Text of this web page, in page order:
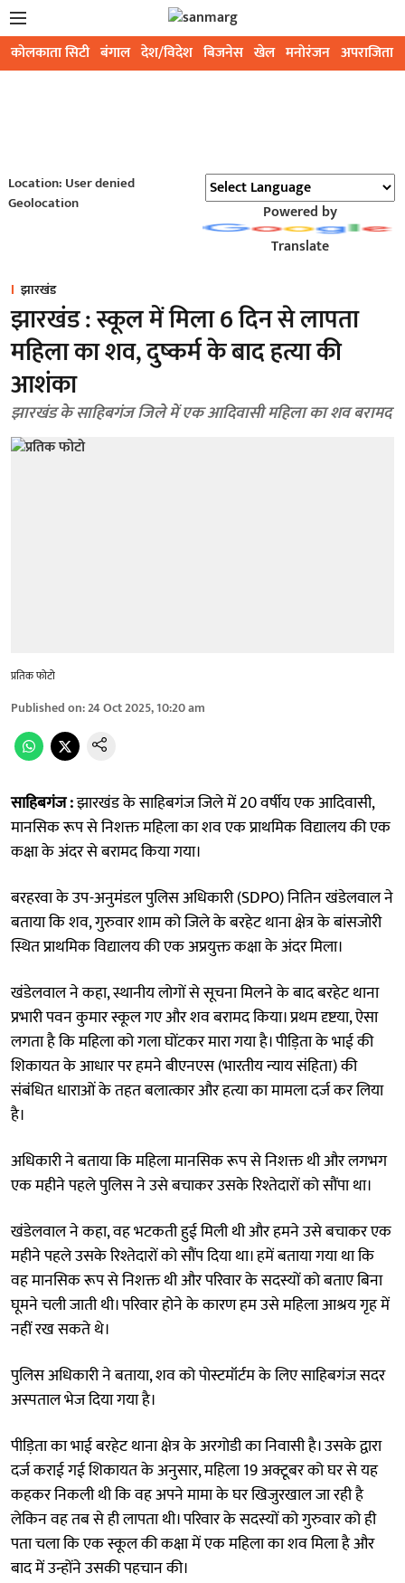
कोलकाता सिटी बंगाल देश/विदेश बिजनेस खेल मनोरंजन अपराजिता
Location: User denied
Geolocation
Powered by
Translate
झारखंड
झारखंड : स्कूल में मिला 6 दिन से लापता
महिला का शव, दुष्कर्म के बाद हत्या की
आशंका
झारखंड के साहिबगंज जिले में एक आदिवासी महिला का शव बरामद
प्रतिक फोटो
Published on:24 Oct 2025, 10:20 am
साहिबगंज :झारखंड के साहिबगंज जिले में 20 वर्षीय एक आदिवासी,
मानसिक रूप से निशक्त महिला का शव एक प्राथमिक विद्यालय की एक
कक्षा के अंदर से बरामद किया गया।
बरहरवा के उप-अनुमंडल पुलिस अधिकारी (SDPO) नितिन खंडेलवाल ने
बताया कि शव, गुरुवार शाम को जिले के बरहेट थाना क्षेत्र के बांसजोरी
स्थित प्राथमिक विद्यालय की एक अप्रयुक्त कक्षा के अंदर मिला।
खंडेलवाल ने कहा, स्थानीय लोगों से सूचना मिलने के बाद बरहेट थाना
प्रभारी पवन कुमार स्कूल गए और शव बरामद किया। प्रथम दृष्टया, ऐसा
लगता है कि महिला को गला घोंटकर मारा गया है। पीड़िता के भाई की
शिकायत के आधार पर हमने बीएनएस (भारतीय न्याय संहिता) की
संबंधित धाराओं के तहत बलात्कार और हत्या का मामला दर्ज कर लिया
है।
अधिकारी ने बताया कि महिला मानसिक रूप से निशक्त थी और लगभग
एक महीने पहले पुलिस ने उसे बचाकर उसके रिश्तेदारों को सौंपा था।
खंडेलवाल ने कहा, वह भटकती हुई मिली थी और हमने उसे बचाकर एक
महीने पहले उसके रिश्तेदारों को सौंप दिया था। हमें बताया गया था कि
वह मानसिक रूप से निशक्त थी और परिवार के सदस्यों को बताए बिना
घूमने चली जाती थी। परिवार होने के कारण हम उसे महिला आश्रय गृह में
नहीं रख सकते थे।
पुलिस अधिकारी ने बताया, शव को पोस्टमॉर्टम के लिए साहिबगंज सदर
अस्पताल भेज दिया गया है।
पीड़िता का भाई बरहेट थाना क्षेत्र के अरगोडी का निवासी है। उसके द्वारा
दर्ज कराई गई शिकायत के अनुसार, महिला 19 अक्टूबर को घर से यह
कहकर निकली थी कि वह अपने मामा के घर खिजुरखाल जा रही है
लेकिन वह तब से ही लापता थी। परिवार के सदस्यों को गुरुवार को ही
पता चला कि एक स्कूल की कक्षा में एक महिला का शव मिला है और
बाद में उन्होंने उसकी पहचान की।